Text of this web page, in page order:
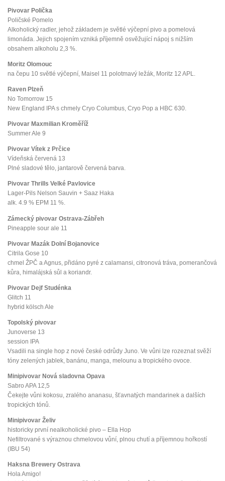
Pivovar Polička
Poličské Pomelo
Alkoholický radler, jehož základem je světlé výčepní pivo a pomelová
limonáda. Jejich spojením vzniká příjemně osvěžující nápoj s nižším
obsahem alkoholu 2,3 %.
Moritz Olomouc
na čepu 10 světlé výčepní, Maisel 11 polotmavý ležák, Moritz 12 APL.
Raven Plzeň
No Tomorrow 15
New England IPA s chmely Cryo Columbus, Cryo Pop a HBC 630.
Pivovar Maxmilian Kroměříž
Summer Ale 9
Pivovar Vítek z Prčice
Vídeňská červená 13
Plné sladové tělo, jantarově červená barva.
Pivovar Thrills Velké Pavlovice
Lager-Pils Nelson Sauvin + Saaz Haka
alk. 4.9 % EPM 11 %.
Zámecký pivovar Ostrava-Zábřeh
Pineapple sour ale 11
Pivovar Mazák Dolní Bojanovice
Citrila Gose 10
chmel ŽPČ a Agnus, přidáno pyré z calamansi, citronová tráva, pomerančová
kůra, himalájská sůl a koriandr.
Pivovar Dejf Studénka
Glitch 11
hybrid kölsch Ale
Topolský pivovar
Junoverse 13
session IPA
Vsadili na single hop z nové české odrůdy Juno. Ve vůni lze rozeznat svěží
tóny zelených jablek, banánu, manga, melounu a tropického ovoce.
Minipivovar Nová sladovna Opava
Sabro APA 12,5
Čekejte vůni kokosu, zralého ananasu, šťavnatých mandarinek a dalších
tropických tónů.
Minipivovar Želiv
historicky první nealkoholické pivo – Ella Hop
Nefiltrované s výraznou chmelovou vůní, plnou chutí a příjemnou hořkostí
(IBU 54)
Haksna Brewery Ostrava
Hola Amigo!